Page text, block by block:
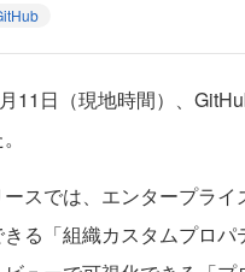
11日（現地時間）、
スでは、エンタープラ
る「組織カスタムプロ